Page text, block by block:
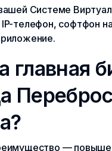
Системе
телефон, софтфон
главная
—